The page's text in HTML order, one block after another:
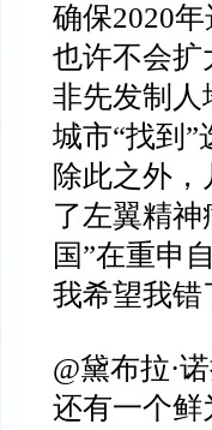
确保2020
也许不会扩
非先发制人
城市“找到
除此之外
了左翼精
国”在重申
我希望我错
@黛布拉·
还有一个鲜